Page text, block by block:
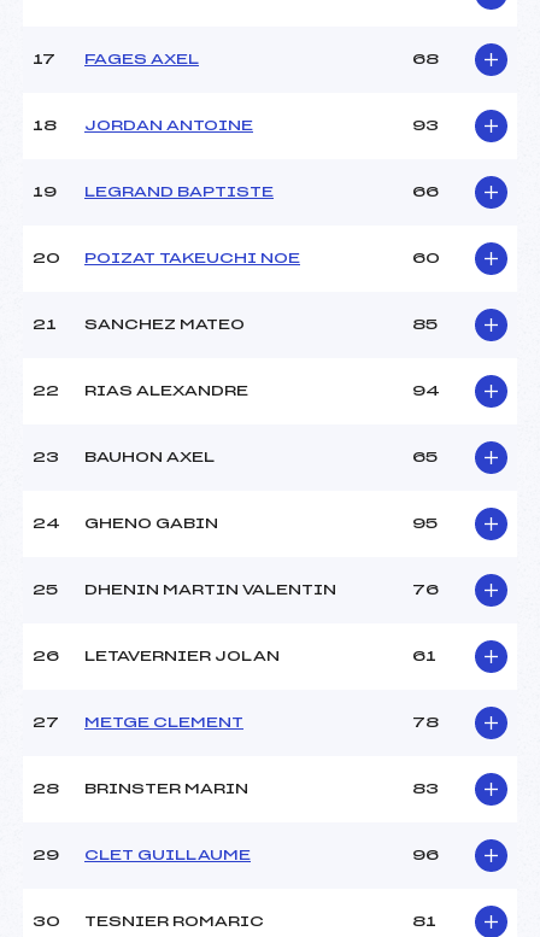
230.0000
Catégorie :
U12
17 FAGES AXEL 68
18 JORDAN ANTOINE 93
19 LEGRAND BAPTISTE 66
20 POIZAT TAKEUCHI NOE 60
21 SANCHEZ MATEO 85
22 RIAS ALEXANDRE 94
23 BAUHON AXEL 65
24 GHENO GABIN 95
25 DHENIN MARTIN VALENTIN 76
26 LETAVERNIER JOLAN 61
27 METGE CLEMENT 78
28 BRINSTER MARIN 83
29 CLET GUILLAUME 96
30 TESNIER ROMARIC 81